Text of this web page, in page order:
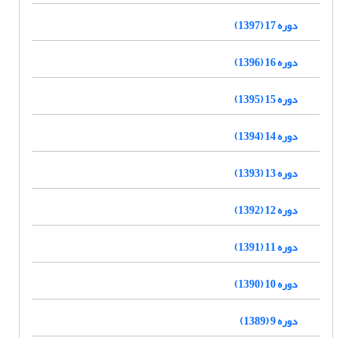
دوره 17 (1397)
دوره 16 (1396)
دوره 15 (1395)
دوره 14 (1394)
دوره 13 (1393)
دوره 12 (1392)
دوره 11 (1391)
دوره 10 (1390)
دوره 9 (1389)